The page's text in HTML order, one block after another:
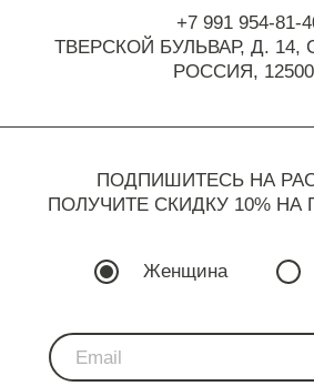
+7 991 954-81-
ТВЕРСКОЙ БУЛЬВАР, Д. 14,
РОССИЯ,
ПОДПИШИТЕСЬ НА
ПОЛУЧИТЕ СКИДКУ 10% НА
Женщина